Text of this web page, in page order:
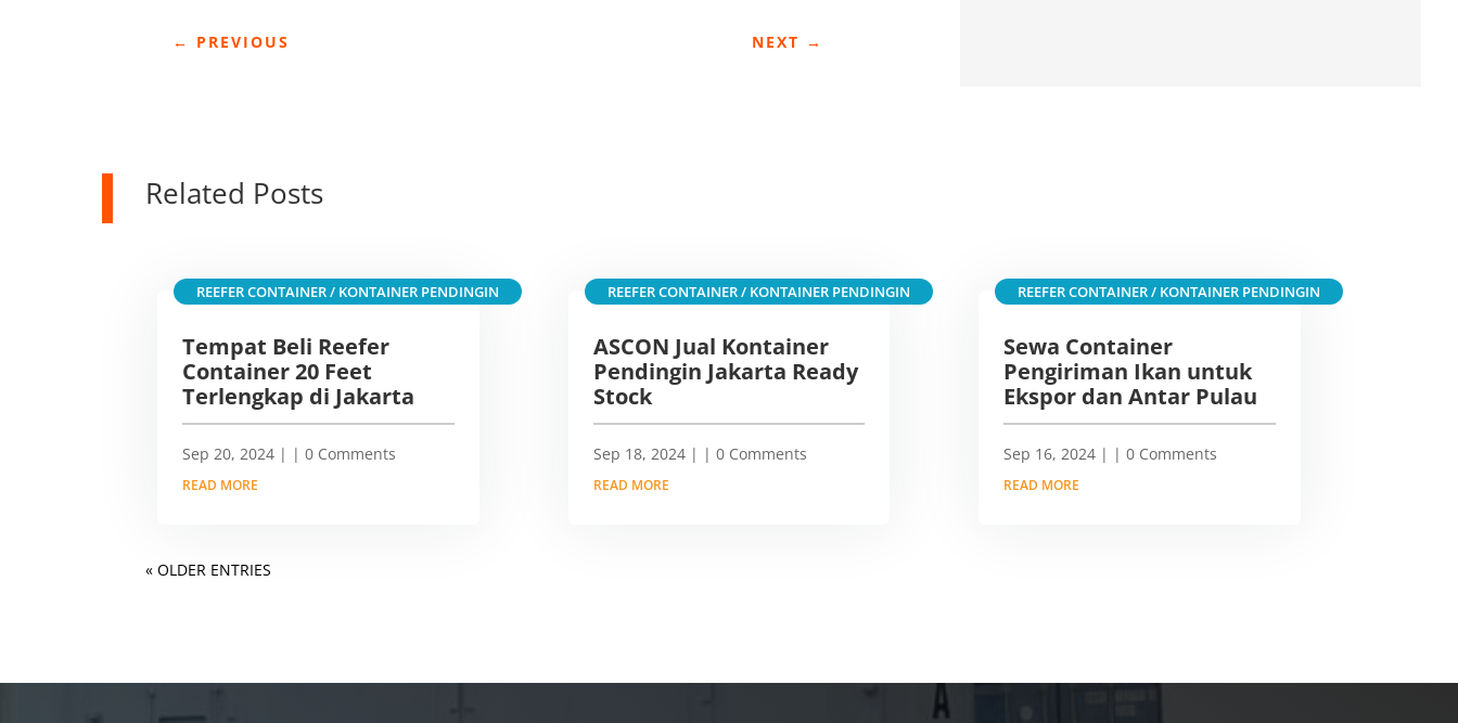
← PREVIOUS NEXT →
Related Posts
Tempat Beli Reefer
Container 20 Feet
Terlengkap di Jakarta
Sep 20, 2024 |
REEFER CONTAINER / KONTAINER PENDINGIN
| 0 Comments
READ MORE
ASCON Jual Kontainer
Pendingin Jakarta Ready
Stock
Sep 18, 2024|
REEFER CONTAINER / KONTAINER PENDINGIN
| 0 Comments
READ MORE
Sewa Container
Pengiriman Ikan untuk
Ekspor dan Antar Pulau
Sep 16, 2024|
REEFER CONTAINER / KONTAINER PENDINGIN
| 0 Comments
READ MORE
« OLDER ENTRIES